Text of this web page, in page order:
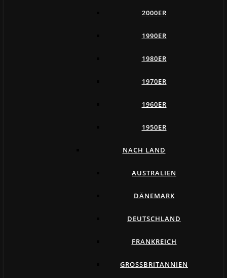
2000ER
1990ER
1980ER
1970ER
1960ER
1950ER
NACH LAND
AUSTRALIEN
DÄNEMARK
DEUTSCHLAND
FRANKREICH
GROSSBRITANNIEN